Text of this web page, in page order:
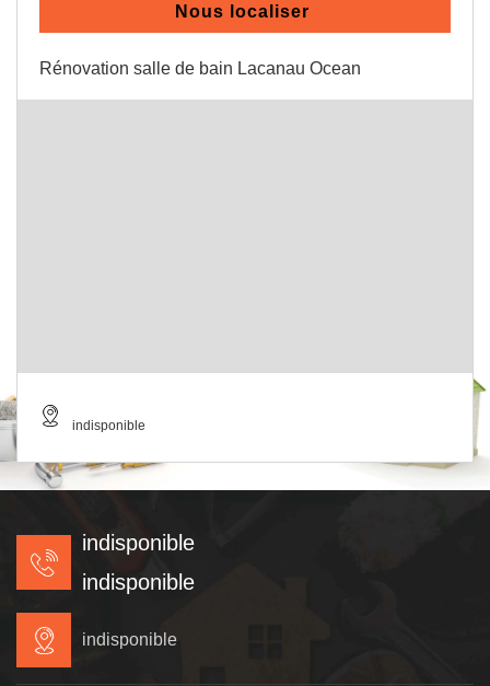
Nous localiser
Rénovation salle de bain Lacanau Ocean
indisponible
indisponible
indisponible
indisponible